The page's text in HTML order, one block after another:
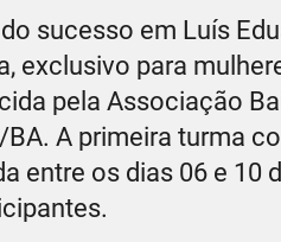
sucesso em Luís
exclusivo para
pela Associação
BA. A primeira turma
entre os dias 06 e 10